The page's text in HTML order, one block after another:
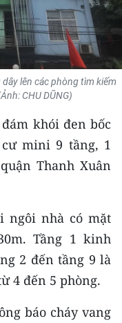
lên các phòng tìm kiếm
CHU DŨNG)
khói đen bốc
mini 9 tầng, 1
Thanh Xuân
ngôi nhà có mặt
Tầng 1 kinh
2 đến tầng 9 là
4 đến 5 phòng.
báo cháy vang